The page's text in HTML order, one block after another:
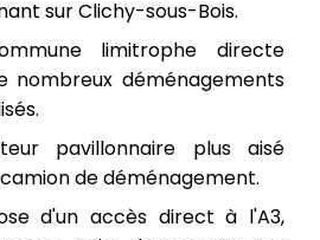
sur Clichy-sous-Bois.
limitrophe directe
nombreux déménagements
pavillonnaire plus aisé
de déménagement.
d'un accès direct à l'A3,